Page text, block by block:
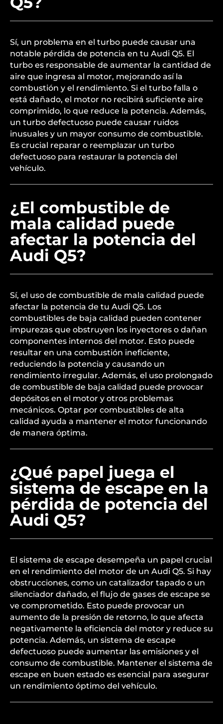
Sí, un problema en el turbo puede causar una
notable pérdida de potencia en tu Audi Q5. El
turbo es responsable de aumentar la cantidad de
aire que ingresa al motor, mejorando así la
combustión y el rendimiento. Si el turbo falla o
está dañado, el motor no recibirá suficiente aire
comprimido, lo que reduce la potencia. Además,
un turbo defectuoso puede causar ruidos
inusuales y un mayor consumo de combustible.
Es crucial reparar o reemplazar un turbo
defectuoso para restaurar la potencia del
vehículo.
¿El combustible de
mala calidad puede
afectar la potencia del
Audi Q5?
Sí, el uso de combustible de mala calidad puede
afectar la potencia de tu Audi Q5. Los
combustibles de baja calidad pueden contener
impurezas que obstruyen los inyectores o dañan
componentes internos del motor. Esto puede
resultar en una combustión ineficiente,
reduciendo la potencia y causando un
rendimiento irregular. Además, el uso prolongado
de combustible de baja calidad puede provocar
depósitos en el motor y otros problemas
mecánicos. Optar por combustibles de alta
calidad ayuda a mantener el motor funcionando
de manera óptima.
¿Qué papel juega el
sistema de escape en la
pérdida de potencia del
Audi Q5?
El sistema de escape desempeña un papel crucial
en el rendimiento del motor de un Audi Q5. Si hay
obstrucciones, como un catalizador tapado o un
silenciador dañado, el flujo de gases de escape se
ve comprometido. Esto puede provocar un
aumento de la presión de retorno, lo que afecta
negativamente la eficiencia del motor y reduce su
potencia. Además, un sistema de escape
defectuoso puede aumentar las emisiones y el
consumo de combustible. Mantener el sistema de
escape en buen estado es esencial para asegurar
un rendimiento óptimo del vehículo.